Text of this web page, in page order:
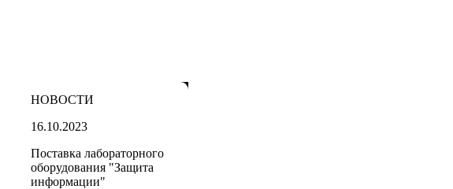
НОВОСТИ
16.10.2023
Поставка лабораторного
оборудования "Защита
информации"